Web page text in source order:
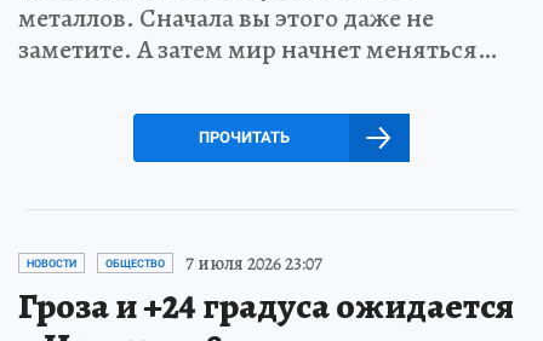
металлов. Сначала вы этого даже не
заметите. А затем мир начнет меняться…
ПРОЧИТАТЬ
НОВОСТИ ОБЩЕСТВО 7 июля 2026 23:07
Гроза и +24 градуса ожидается